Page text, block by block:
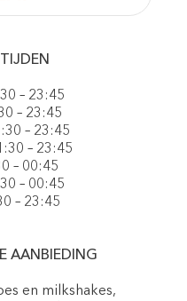
– 23:45
– 23:45
– 23:45
– 23:45
– 00:45
– 00:45
– 23:45
AANBIEDING
en milkshakes,